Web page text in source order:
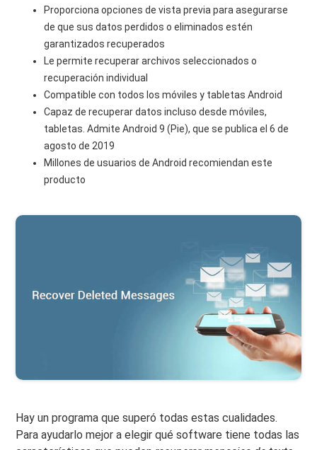
Proporciona opciones de vista previa para asegurarse
de que sus datos perdidos o eliminados estén
garantizados recuperados
Le permite recuperar archivos seleccionados o
recuperación individual
Compatible con todos los móviles y tabletas Android
Capaz de recuperar datos incluso desde móviles,
tabletas. Admite Android 9 (Pie), que se publica el 6 de
agosto de 2019
Millones de usuarios de Android recomiendan este
producto
Hay un programa que superó todas estas cualidades.
Para ayudarlo mejor a elegir qué software tiene todas las